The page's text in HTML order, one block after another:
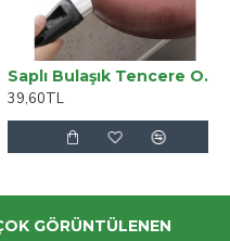
Saplı Bulaşık Tencere Ovma Süngeri
39,60TL
GÖRÜNTÜLENEN